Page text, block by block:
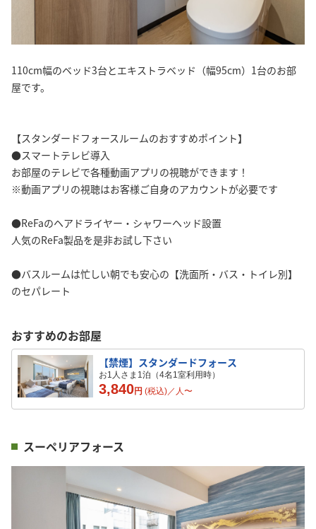
110cm幅のベッド3台とエキストラベッド（幅95cm）1台のお部
屋です。
【スタンダードフォースルームのおすすめポイント】
●スマートテレビ導入
お部屋のテレビで各種動画アプリの視聴ができます！
※動画アプリの視聴はお客様ご自身のアカウントが必要です
●ReFaのヘアドライヤー・シャワーヘッド設置
人気のReFa製品を是非お試し下さい
●バスルームは忙しい朝でも安心の【洗面所・バス・トイレ別】
のセパレート
おすすめのお部屋
【禁煙】スタンダードフォース
お1人さま1泊（4名1室利用時）
3,840円 (税込)／ 人〜
スーペリアフォース